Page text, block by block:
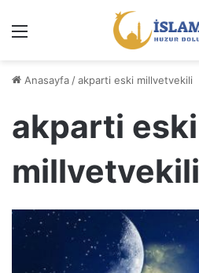
Anasayfa /akparti eski millvetvekili
akparti eski
millvetvekili